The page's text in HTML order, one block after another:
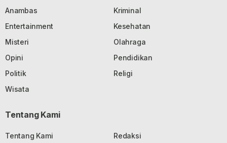
Anambas
Kriminal
Entertainment
Kesehatan
Misteri
Olahraga
Opini
Pendidikan
Politik
Religi
Wisata
Tentang Kami
Tentang Kami
Redaksi